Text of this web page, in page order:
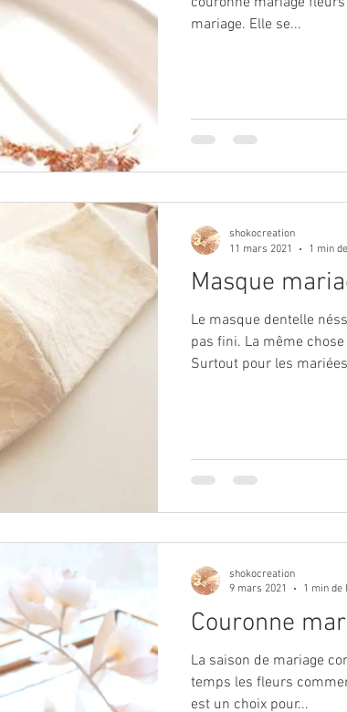
mariage. Elle se...
Masque
Le masque dentelle
pas fini. La même
Surtout pour les
shokocreation
11 mars 2021
1 min
Couronne
La saison de mariage
temps les fleurs
est un choix pour...
shokocreation
9 mars 2021
1 min de